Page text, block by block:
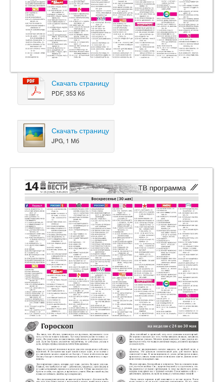
Скачать страницу
PDF, 353 Кб
Скачать страницу
JPG, 1 Мб